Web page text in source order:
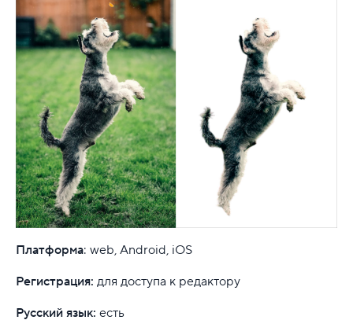
Платформа: web, Android, iOS
Регистрация: для доступа к редактору
Русский язык: есть